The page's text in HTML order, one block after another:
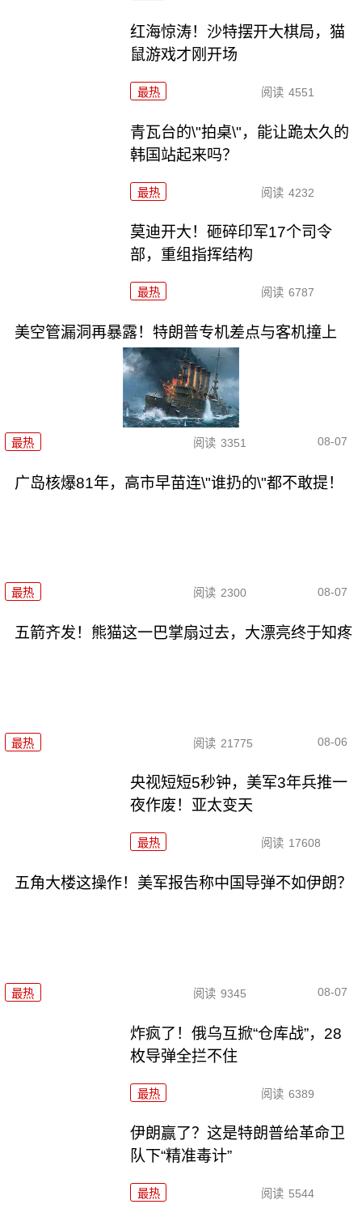
红海惊涛！沙特摆开大棋局，猫
鼠游戏才刚开场
最热 阅读 4551
青瓦台的\"拍桌\"，能让跪太久的
韩国站起来吗？
最热 阅读 4232
莫迪开大！砸碎印军17个司令
部，重组指挥结构
最热 阅读 6787
美空管漏洞再暴露！特朗普专机差点与客机撞上
最热 阅读 3351 08-07
广岛核爆81年，高市早苗连\"谁扔的\"都不敢提！
最热 阅读 2300 08-07
五箭齐发！熊猫这一巴掌扇过去，大漂亮终于知疼
最热 阅读 21775 08-06
央视短短5秒钟，美军3年兵推一
夜作废！亚太变天
最热 阅读 17608
五角大楼这操作！美军报告称中国导弹不如伊朗？
最热 阅读 9345 08-07
炸疯了！俄乌互掀“仓库战”，28
枚导弹全拦不住
最热 阅读 6389
伊朗赢了？这是特朗普给革命卫
队下“精准毒计”
最热 阅读 5544